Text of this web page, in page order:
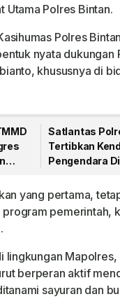
Utama Polres Bintan.
Polres
nyata
khususnya di
Satlantas
Tertibkan
Pengendara
yang pertama,
pemerintah,
lingkungan
berperan aktif
sayuran dan